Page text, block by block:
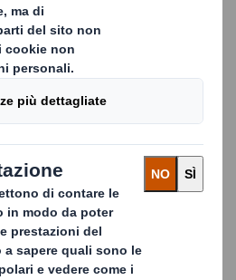
Smith, incentrati sulla
CO2, il sostegno alle
e la fornitura di carta
di una strategia di